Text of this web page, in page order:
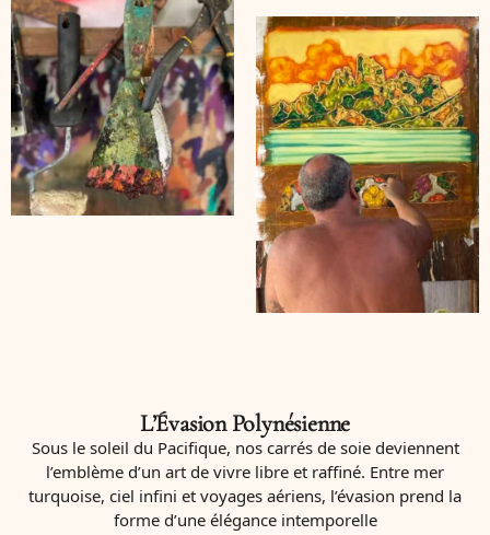
L’Évasion Polynésienne
Sous le soleil du Pacifique, nos carrés de soie deviennent
l’emblème d’un art de vivre libre et raffiné. Entre mer
turquoise, ciel infini et voyages aériens, l’évasion prend la
forme d’une élégance intemporelle